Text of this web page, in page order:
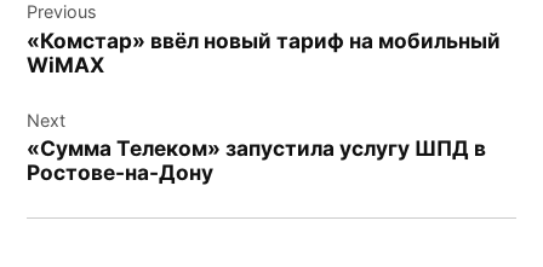
по
записям
Previous
«Комстар» ввёл новый тариф на мобильный
WiMAX
Next
«Сумма Телеком» запустила услугу ШПД в
Ростове-на-Дону